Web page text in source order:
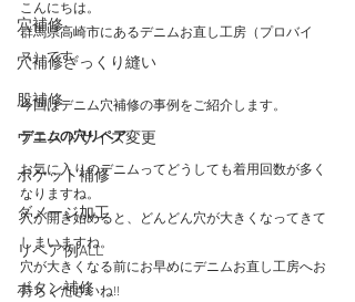
穴補修
穴補修ざっくり縫い
股補修
ウエストサイズ変更
ポケット補修
ダメージ加工
リペア例ALL
ボタン補修
こんにちは。
群馬県高崎市にあるデニムお直し工房（プロバイ
ス）です。
今回はデニム穴補修の事例をご紹介します。
デニムの穴リペア
お気に入りのデニムってどうしても着用回数が多く
なりますね。
穴が開き始めると、どんどん穴が大きくなってきて
しまいますね。
穴が大きくなる前にお早めにデニムお直し工房へお
持ちくださいね!!